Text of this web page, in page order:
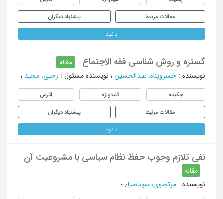
مقالات مرتبط پیشنهاد دیگران
دانلود
گستره و روش شناسی فقه الاجتماع
مقاله
نویسنده : خسروپناه، عبدالحسین ؛ نویسنده مسئول : رجبی، مجید ؛
چکیده کلیدواژه آدرس
مقالات مرتبط پیشنهاد دیگران
دانلود
نفی تلازم وجوب حفظ نظام سیاسی با مشروعیت آن
مقاله
نویسنده : مرتضوی، سیدضیاء ؛